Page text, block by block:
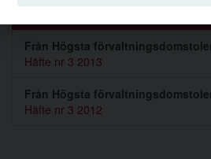
Från Högsta
Häfte nr 3 2013
Från Högsta
Häfte nr 3 2012